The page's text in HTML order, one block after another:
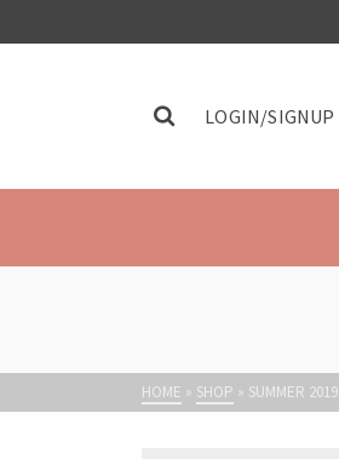
LOGIN/SIGNUP
HOME » SHOP » SUMMER 2019